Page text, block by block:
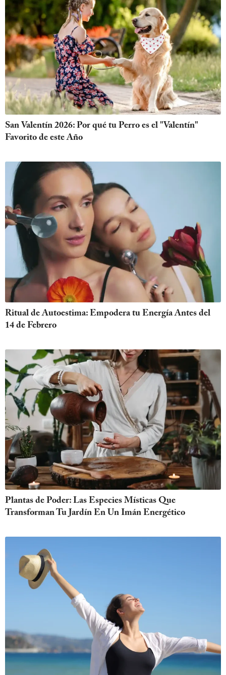
San Valentín 2026: Por qué tu Perro es el "Valentín"
Favorito de este Año
Ritual de Autoestima: Empodera tu Energía Antes del
14 de Febrero
Plantas de Poder: Las Especies Místicas Que
Transforman Tu Jardín En Un Imán Energético